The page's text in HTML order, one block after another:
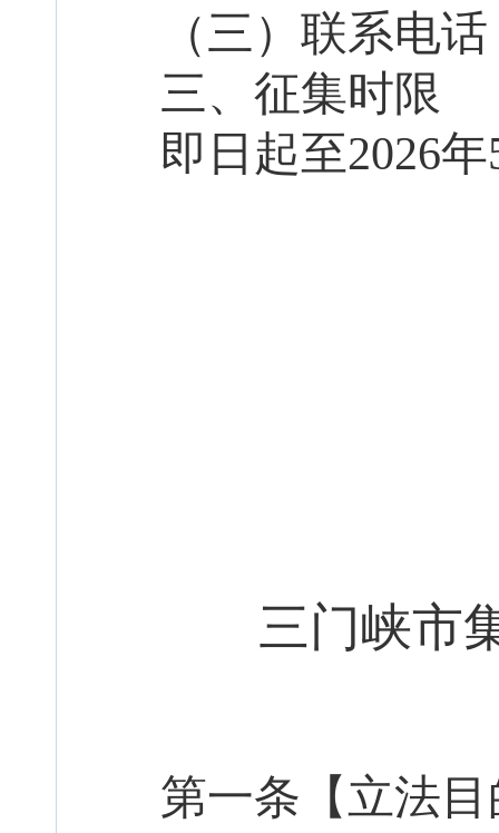
（三）联系电
三、征集时限
即日起至2026
三门峡市
第一条【立法